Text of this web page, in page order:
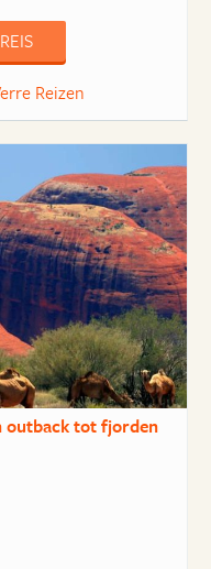
Reizen
outback tot fjorden